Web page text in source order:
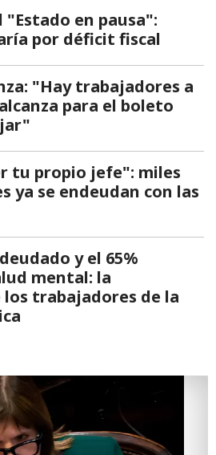
"Estado en pausa":
por déficit fiscal
"Hay trabajadores a
para el boleto
tu propio jefe": miles
ya se endeudan con las
y el 65%
mental: la
trabajadores de la